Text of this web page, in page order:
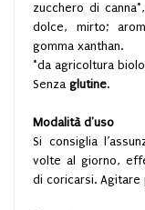
zucchero di
dolce, mirto;
gomma xanthan.
*da agricoltura
Senza glutine.
Modalità d'uso
Si consiglia
volte al giorno,
di coricarsi. Agitare